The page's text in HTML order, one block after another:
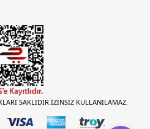
SAKLIDIR.İZİNSİZ KULLANILAMAZ.